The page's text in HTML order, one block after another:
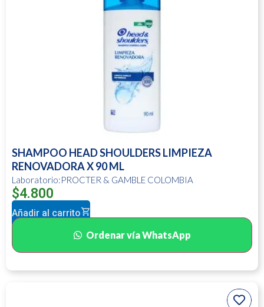
SHAMPOO HEAD SHOULDERS LIMPIEZA
RENOVADORA X 90 ML
Laboratorio:PROCTER & GAMBLE COLOMBIA
$4.800
Añadir al carrito
Ordenar vía WhatsApp